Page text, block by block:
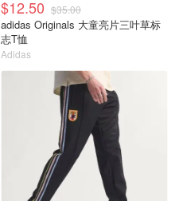
$12.50 $35.00
adidas Originals 大童亮片三叶草标
志T恤
Adidas